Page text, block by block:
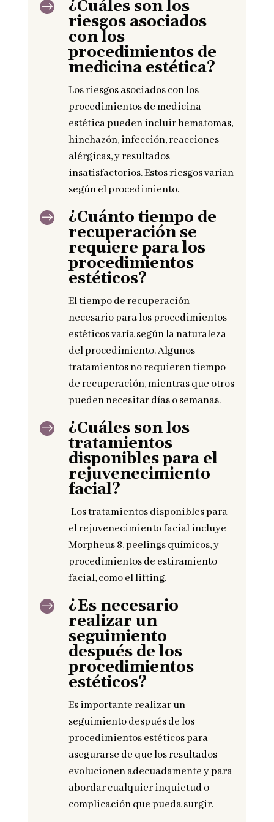
$ ¿Cuáles son los
riesgos asociados
con los
procedimientos de
medicina estética?
Los riesgos asociados con los
procedimientos de medicina
estética pueden incluir hematomas,
hinchazón, infección, reacciones
alérgicas, y resultados
insatisfactorios. Estos riesgos varían
según el procedimiento.
$ ¿Cuánto tiempo de
recuperación se
requiere para los
procedimientos
estéticos?
El tiempo de recuperación
necesario para los procedimientos
estéticos varía según la naturaleza
del procedimiento. Algunos
tratamientos no requieren tiempo
de recuperación, mientras que otros
pueden necesitar días o semanas.
$ ¿Cuáles son los
tratamientos
disponibles para el
rejuvenecimiento
facial?
Los tratamientos disponibles para
el rejuvenecimiento facial incluye
Morpheus 8, peelings químicos, y
procedimientos de estiramiento
facial, como el lifting.
$ ¿Es necesario
realizar un
seguimiento
después de los
procedimientos
estéticos?
Es importante realizar un
seguimiento después de los
procedimientos estéticos para
asegurarse de que los resultados
evolucionen adecuadamente y para
abordar cualquier inquietud o
complicación que pueda surgir.